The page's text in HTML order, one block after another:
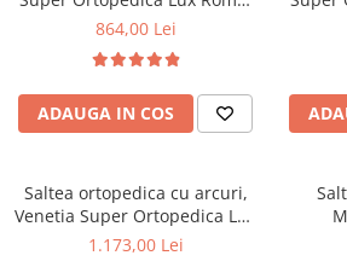
Suporturi si rafturi pantofi
Portmantouri
Pantofare
Seturi mobilier hol
Stender haine
Etajere
Cuiere
Mobilier gradinita
140x200x23cm, fermitate tare,
vara-iarna, sistem aerisire
perimetral, Saltex
864,00 Lei
ADAUGA IN COS
Saltea ortopedica cu arcuri,
Venetia Super Ortopedica Lux
Flexa 160x200x30cm,
1.173,00 Lei